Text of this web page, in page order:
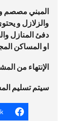
المبني مصصم
والزلازل و
دفئ المنازل
او المساكن
الإنتهاء من
سيتم تسليم